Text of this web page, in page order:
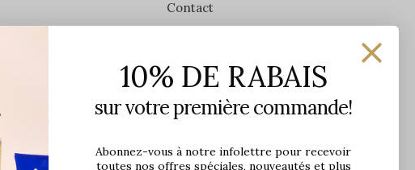
Contact
1650 avenue Jules-Verne, Local 103
G2G 2R1, Québec, Canada
Lundi: 9h - 17h
Mardi: 9h - 17h
10% DE RABAIS
sur votre première commande!
Abonnez-vous à notre infolettre pour recevoir
toutes nos offres spéciales, nouveautés et plus